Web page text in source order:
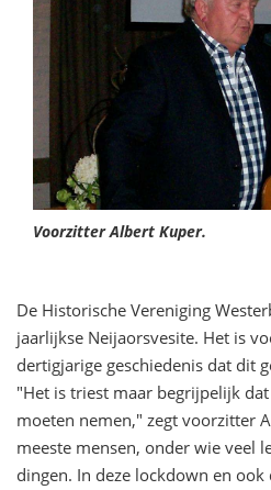
Voorzitter Albert Kuper.
De Historische Vereniging
jaarlijkse Neijaorsvesite. Het is
dertigjarige geschiedenis dat dit
"Het is triest maar begrijpelijk
moeten nemen," zegt voorzitter
meeste mensen, onder wie veel
dingen. In deze lockdown en